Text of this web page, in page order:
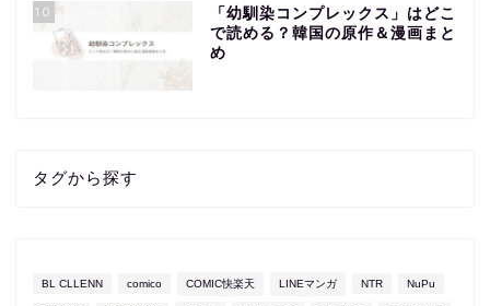
10
「幼馴染コンプレックス」はどこ
で読める？韓国の原作＆漫画まと
め
タグから探す
BL CLLENN comico COMIC快楽天 LINEマンガ NTR NuPu